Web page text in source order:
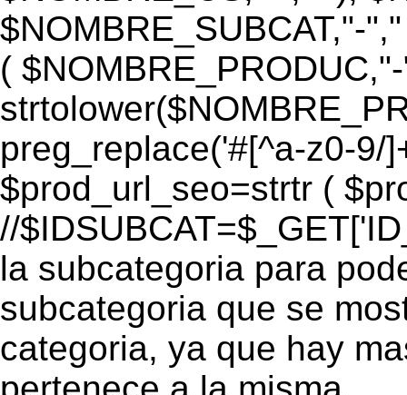
$NOMBRE_SUBCAT,"-
(
preg_replace('#[^a-z0-9/
$prod_url_seo=strtr (
//
la subcategoria para
subcategoria que se
categoria, ya que hay